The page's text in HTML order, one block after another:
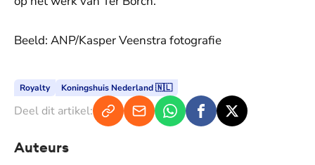
Beeld: ANP/Kasper Veenstra fotografie
Royalty Koningshuis Nederland 🇳🇱
Deel dit artikel:
Auteurs